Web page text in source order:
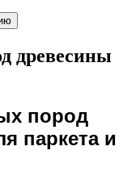
древесины
пород
паркета и